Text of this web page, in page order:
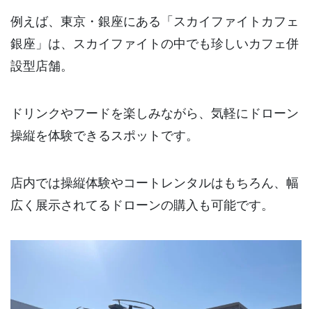
例えば、東京・銀座にある「スカイファイトカフェ
銀座」は、スカイファイトの中でも珍しいカフェ併
設型店舗。
ドリンクやフードを楽しみながら、気軽にドローン
操縦を体験できるスポットです。
店内では操縦体験やコートレンタルはもちろん、幅
広く展示されてるドローンの購入も可能です。